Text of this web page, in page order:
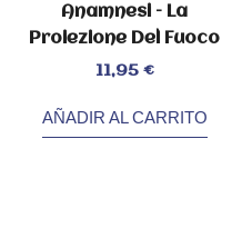
Anamnesi – La
Proiezione Del Fuoco
11,95 €
AÑADIR AL CARRITO